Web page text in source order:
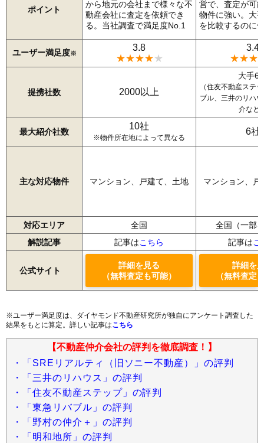
ポイント
から地元の会社まで様々な不
動産会社に査定を依頼でき
る。当社調査で満足度No.1
営で、査定が可
物件に強い。大
を比較するのに
ユーザー満足度※
3.8
★★★★★
3.4
★★★
提携社数 2000以上
大手6
（住友不動産ステ
ブル、三井のリハ
介など
最大紹介社数
10社
※物件所在地によって異なる
6社
主な対応物件 マンション、戸建て、土地 マンション、戸
対応エリア 全国
全国（一部
解説記事
記事はこちら 記事はこ
公式サイト
詳細を見る
（無料査定も可能）
詳細を
（無料査定
※ユーザー満足度は、ダイヤモンド不動産研究所が独自にアンケート調査した
結果をもとに算定。詳しい記事はこちら
【不動産仲介会社の評判を徹底調査！】
・「SREリアルティ（旧ソニー不動産）」の評判
・「三井のリハウス」の評判
・「住友不動産ステップ」の評判
・「東急リバブル」の評判
・「野村の仲介＋」の評判
・「明和地所」の評判